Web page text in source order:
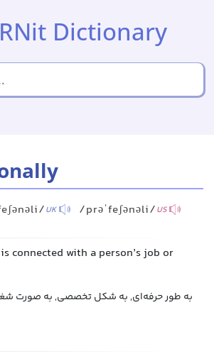
Dictionary
UK /prəˈfeʃənəli/US
connected with a person’s job or
به طور حرفه‌ای, به شکل تخصصی, به صورت